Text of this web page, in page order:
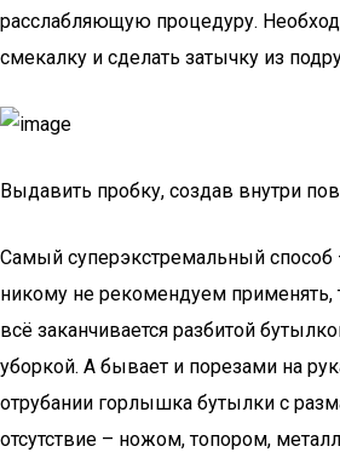
расслабляющую процедуру.
смекалку и сделать затычку из
Выдавить пробку, создав внутри
Самый суперэкстремальный способ
никому не рекомендуем применять,
всё заканчивается разбитой
уборкой. А бывает и порезами на
отрубании горлышка бутылки с
отсутствие – ножом, топором,